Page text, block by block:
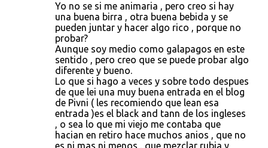
Yo no se si me animaria , pero creo si hay
una buena birra , otra buena bebida y se
pueden juntar y hacer algo rico , porque no
probar?
Aunque soy medio como galapagos en este
sentido , pero creo que se puede probar algo
diferente y bueno.
Lo que si hago a veces y sobre todo despues
de que lei una muy buena entrada en el blog
de Pivni ( les recomiendo que lean esa
entrada )es el black and tann de los ingleses
, o sea lo que mi viejo me contaba que
hacian en retiro hace muchos anios , que no
es ni mas ni menos , que mezclar rubia y